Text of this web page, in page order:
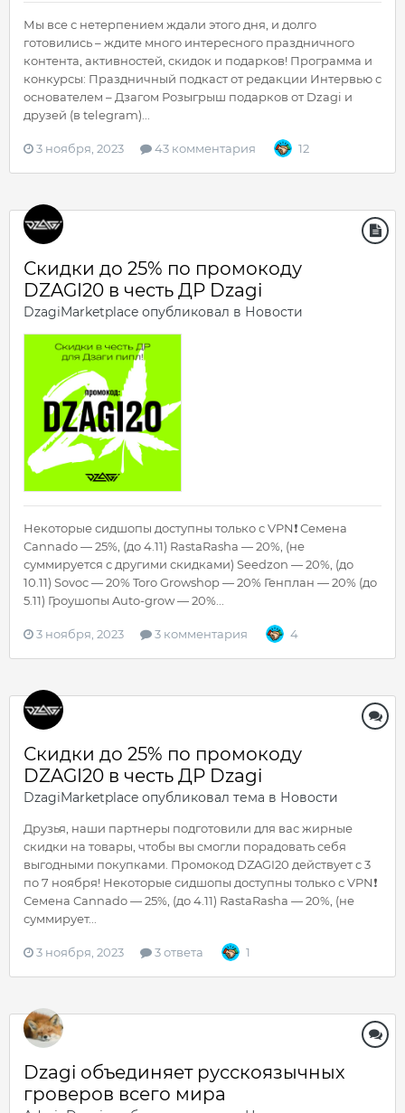
Мы все с нетерпением ждали этого дня, и долго
готовились – ждите много интересного праздничного
контента, активностей, скидок и подарков! Программа и
конкурсы: Праздничный подкаст от редакции Интервью с
основателем – Дзагом Розыгрыш подарков от Dzagi и
друзей (в telegram)...
3 ноября, 2023 43 комментария 12
Скидки до 25% по промокоду
DZAGI20 в честь ДР Dzagi
DzagiMarketplace опубликовал в Новости
Некоторые сидшопы доступны только с VPN❗️ Семена
Cannado — 25%, (до 4.11) RastaRasha — 20%, (не
суммируется с другими скидками) Seedzon — 20%, (до
10.11) Sovoc — 20% Toro Growshop — 20% Генплан — 20% (до
5.11) Гроушопы Auto-grow — 20%...
3 ноября, 2023 3 комментария 4
Скидки до 25% по промокоду
DZAGI20 в честь ДР Dzagi
DzagiMarketplace опубликовал тема в Новости
Друзья, наши партнеры подготовили для вас жирные
скидки на товары, чтобы вы смогли порадовать себя
выгодными покупками. Промокод DZAGI20 действует с 3
по 7 ноября! Некоторые сидшопы доступны только с VPN❗️
Семена Cannado — 25%, (до 4.11) RastaRasha — 20%, (не
суммирует...
3 ноября, 2023 3 ответа 1
Dzagi объединяет русскоязычных
гроверов всего мира